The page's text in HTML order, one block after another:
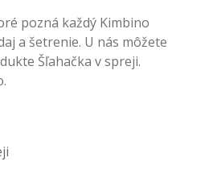
pozná každý Kimbino
a šetrenie. U nás môžete
Šľahačka v spreji.